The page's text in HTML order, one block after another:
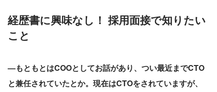
経歴書に興味なし！ 採用面接で知りたい
こと
—もともとはCOOとしてお話があり、つい最近までCTO
と兼任されていたとか。現在はCTOをされていますが、